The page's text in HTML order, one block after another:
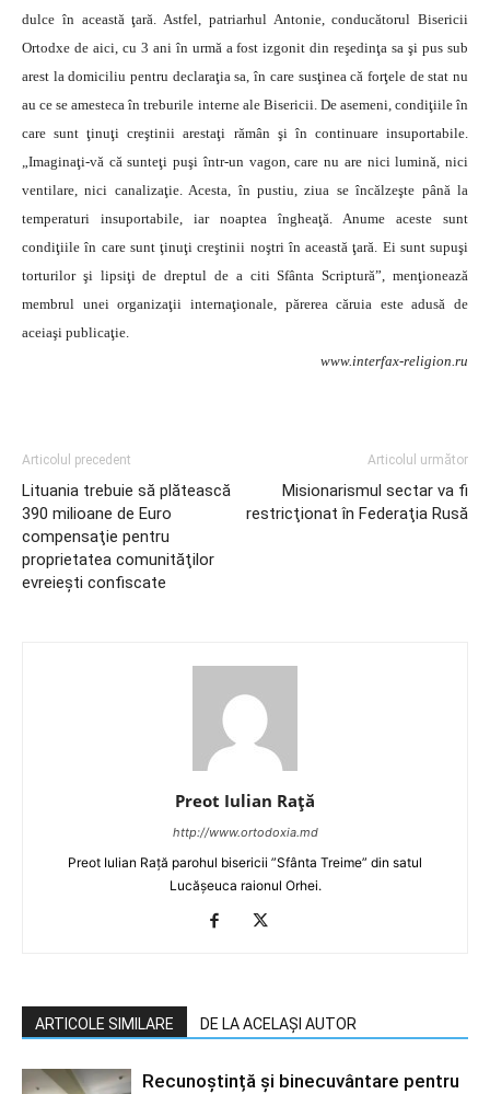
dulce în această ţară. Astfel, patriarhul Antonie, conducătorul Bisericii
Ortodxe de aici, cu 3 ani în urmă a fost izgonit din reşedinţa sa şi pus sub
arest la domiciliu pentru declaraţia sa, în care susţinea că forţele de stat nu
au ce se amesteca în treburile interne ale Bisericii. De asemeni, condiţiile în
care sunt ţinuţi creştinii arestaţi rămân şi în continuare insuportabile.
„Imaginaţi-vă că sunteţi puşi într-un vagon, care nu are nici lumină, nici
ventilare, nici canalizaţie. Acesta, în pustiu, ziua se încălzeşte până la
temperaturi insuportabile, iar noaptea îngheaţă. Anume aceste sunt
condiţiile în care sunt ţinuţi creştinii noştri în această ţară. Ei sunt supuşi
torturilor şi lipsiţi de dreptul de a citi Sfânta Scriptură”, menţionează
membrul unei organizaţii internaţionale, părerea căruia este adusă de
aceiaşi publicaţie.
www.interfax-religion.ru
Articolul precedent
Lituania trebuie să plătească
390 milioane de Euro
compensaţie pentru
proprietatea comunităţilor
evreieşti confiscate
Articolul următor
Misionarismul sectar va fi
restricţionat în Federaţia Rusă
Preot Iulian Raţă
http://www.ortodoxia.md
Preot Iulian Rață parohul bisericii ”Sfânta Treime” din satul
Lucășeuca raionul Orhei.
ARTICOLE SIMILARE DE LA ACELAȘI AUTOR
Recunoștință și binecuvântare pentru